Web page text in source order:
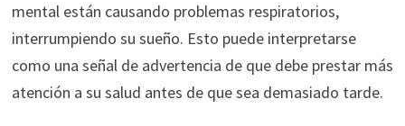
mental están causando problemas respiratorios,
interrumpiendo su sueño. Esto puede interpretarse
como una señal de advertencia de que debe prestar más
atención a su salud antes de que sea demasiado tarde.